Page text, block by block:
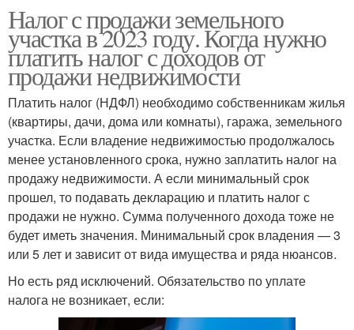
Налог с продажи земельного
участка в 2023 году. Когда нужно
платить налог с доходов от
продажи недвижимости
Платить налог (НДФЛ) необходимо собственникам жилья
(квартиры, дачи, дома или комнаты), гаража, земельного
участка. Если владение недвижимостью продолжалось
менее установленного срока, нужно заплатить налог на
продажу недвижимости. А если минимальный срок
прошел, то подавать декларацию и платить налог с
продажи не нужно. Сумма полученного дохода тоже не
будет иметь значения. Минимальный срок владения — 3
или 5 лет и зависит от вида имущества и ряда нюансов.
Но есть ряд исключений. Обязательство по уплате
налога не возникает, если: